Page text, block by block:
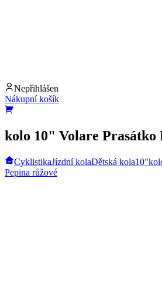
Nepřihlášen
Nákupní košík
kolo 10" Volare Prasátko
CyklistikaJízdní kolaDětská kola10"
Pepina růžové